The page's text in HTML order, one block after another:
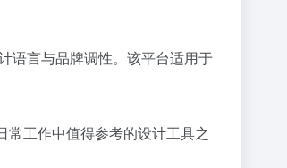
语言与品牌调性。该平台适用于
工作中值得参考的设计工具之